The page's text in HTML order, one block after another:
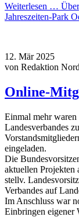
Weiterlesen …
Jahreszeiten-Park
12. Mär 2025
von Redaktion
Online-
Einmal mehr
Landesverbandes
eingeladen.
Die
aktuellen Projekten
stellv.
Verbandes auf
Im Anschluss war
Einbringen eigener